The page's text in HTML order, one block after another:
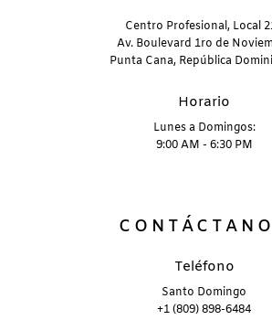
Centro Profesional, Local
Av. Boulevard 1ro de
Punta Cana, República
Horario
Lunes a Domingos:
9:00 AM - 6:30 PM
Teléfono
Santo Domingo
+1 (809) 898-6484